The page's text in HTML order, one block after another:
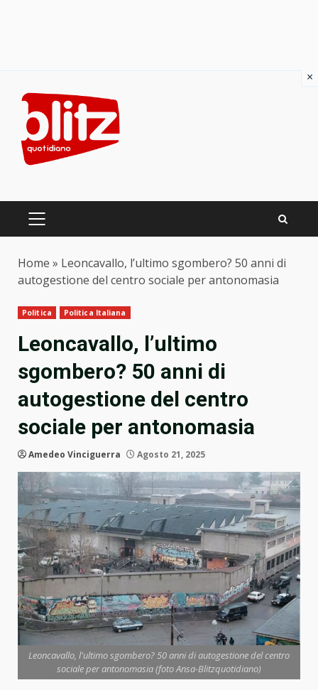
content
PRIMARY
Home » Leoncavallo, l’ultimo sgombero? 50 anni di
autogestione del centro sociale per antonomasia
Politica Politica Italiana
Leoncavallo, l’ultimo
sgombero? 50 anni di
autogestione del centro
sociale per antonomasia
Amedeo Vinciguerra Agosto 21, 2025
Leoncavallo, l'ultimo sgombero? 50 anni di autogestione del centro
sociale per antonomasia (foto Ansa-Blitzquotidiano)
×